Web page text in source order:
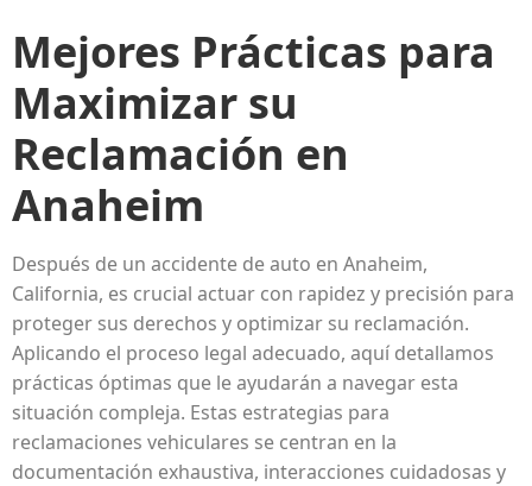
Mejores Prácticas para
Maximizar su
Reclamación en
Anaheim
Después de un accidente de auto en Anaheim,
California, es crucial actuar con rapidez y precisión para
proteger sus derechos y optimizar su reclamación.
Aplicando el proceso legal adecuado, aquí detallamos
prácticas óptimas que le ayudarán a navegar esta
situación compleja. Estas estrategias para
reclamaciones vehiculares se centran en la
documentación exhaustiva, interacciones cuidadosas y